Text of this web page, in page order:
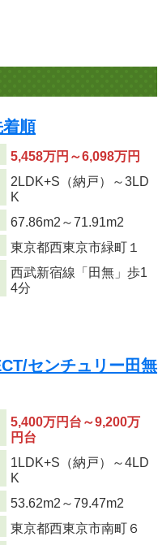
順
5,458万円～6,098万円
2LDK+S（納戸）～3LD
K
67.86m2 ～71.91m2
東京都西東京市緑町１
西武新宿線「田無」歩1
4分
センチュリー田無
5,400万円台～9,200万
円台
1LDK+S（納戸）～4LD
K
53.62m2 ～79.47m2
東京都西東京市南町６